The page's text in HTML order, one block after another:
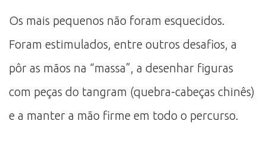
Os mais pequenos não foram esquecidos.
Foram estimulados, entre outros desafios, a
pôr as mãos na “massa”, a desenhar figuras
com peças do tangram (quebra-cabeças chinês)
e a manter a mão firme em todo o percurso.